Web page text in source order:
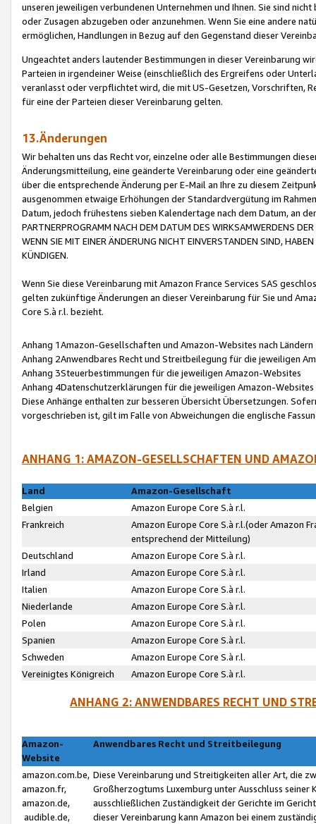
unseren jeweiligen verbundenen Unternehmen und Ihnen. Sie sind
oder Zusagen abzugeben oder anzunehmen. Wenn Sie eine andere
ermöglichen, Handlungen in Bezug auf den Gegenstand dieser
Ungeachtet anders lautender Bestimmungen in dieser Vereinbarung
Parteien in irgendeiner Weise (einschließlich des Ergreifens oder
veranlasst oder verpflichtet wird, die mit US-Gesetzen, Vorschriften,
für eine der Parteien dieser Vereinbarung gelten.
13.Änderungen
Wir behalten uns das Recht vor, einzelne oder alle Bestimmungen
Änderungsmitteilung, eine geänderte Vereinbarung oder eine
über die entsprechende Änderung per E-Mail an Ihre zu diesem
ausgenommen etwaige Erhöhungen der Standardvergütung im
Datum, jedoch frühestens sieben Kalendertage nach dem Datum, an
PARTNERPROGRAMM NACH DEM DATUM DES WIRKSAMWERDENS
WENN SIE MIT EINER ÄNDERUNG NICHT EINVERSTANDEN SIND,
KÜNDIGEN.
Wenn Sie diese Vereinbarung mit Amazon France Services SAS
gelten zukünftige Änderungen an dieser Vereinbarung für Sie und
Core S.à r.l. bezieht.
Anhang 1Amazon-Gesellschaften und Amazon-Websites nach Ländern
Anhang 2Anwendbares Recht und Streitbeilegung für die jeweiligen
Anhang 3Steuerbestimmungen für die jeweiligen Amazon-Websites
Anhang 4Datenschutzerklärungen für die jeweiligen Amazon-Websites
Diese Anhänge enthalten zur besseren Übersicht Übersetzungen.
vorgeschrieben ist, gilt im Falle von Abweichungen die englische
ANHANG 1: AMAZON-GESELLSCHAFTEN UND
Land
Amazon-Gesellschaft
Belgien
Amazon Europe Core S.à r.l.
Frankreich
Amazon Europe Core S.à r.l.(oder Amazon
entsprechend der Mitteilung)
Deutschland
Amazon Europe Core S.à r.l.
Irland
Amazon Europe Core S.à r.l.
Italien
Amazon Europe Core S.à r.l.
Niederlande
Amazon Europe Core S.à r.l.
Polen
Amazon Europe Core S.à r.l.
Spanien
Amazon Europe Core S.à r.l.
Schweden
Amazon Europe Core S.à r.l.
Vereinigtes Königreich
Amazon Europe Core S.à r.l.
ANHANG 2: ANWENDBARES RECHT UND
Amazon-
Website
Anwendbares Recht und Streitbeilegung
amazon.com.be,
amazon.fr,
amazon.de,
audible.de,
Diese Vereinbarung und Streitigkeiten aller Art, die
Großherzogtums Luxemburg unter Ausschluss
ausschließlichen Zuständigkeit der Gerichte im
dieser Vereinbarung kann Amazon bei einem